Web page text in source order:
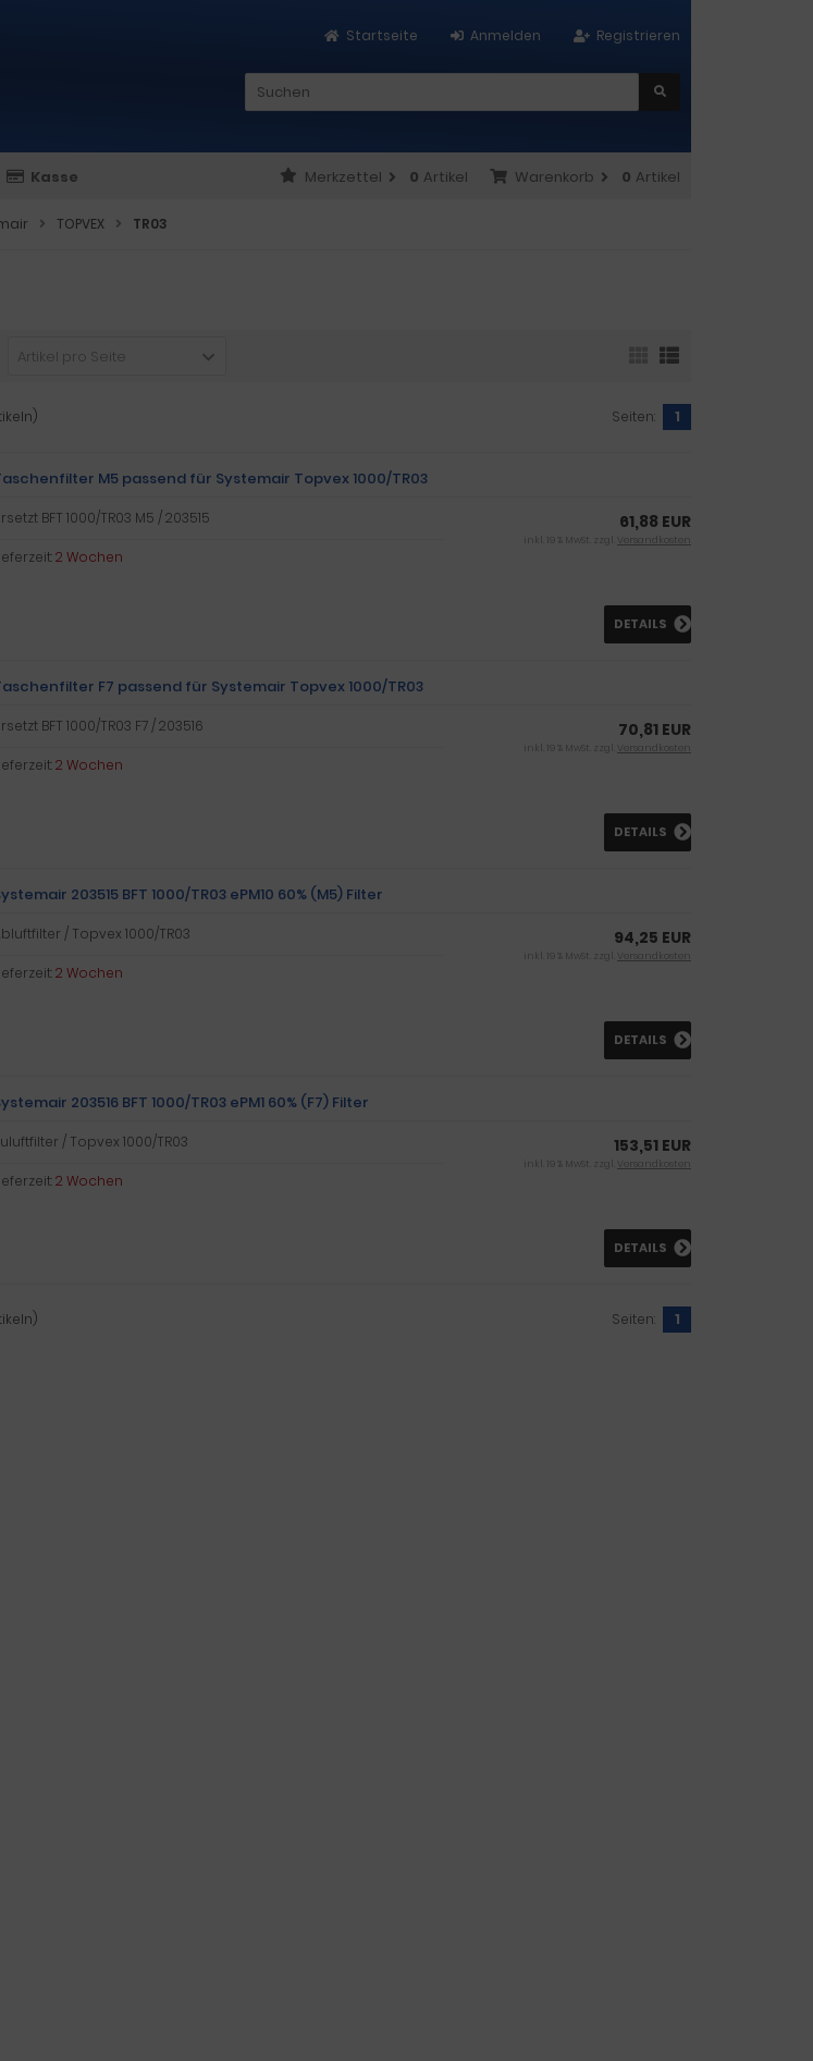
Registrieren
Anmelden
Startseite
Kasse Warenkorb 0 Artikel
Merkzettel 0 Artikel
TOPVEX TR03
Artikel pro Seite
Seiten: 1
M5 passend für Systemair Topvex 1000/TR03
BFT 1000/TR03 M5 / 203515
2 Wochen
61,88 EUR
inkl. 19 % MwSt. zzgl. Versandkosten
DETAILS
F7 passend für Systemair Topvex 1000/TR03
BFT 1000/TR03 F7 / 203516
2 Wochen
70,81 EUR
inkl. 19 % MwSt. zzgl. Versandkosten
DETAILS
203515 BFT 1000/TR03 ePM10 60% (M5) Filter
/ Topvex 1000/TR03
2 Wochen
94,25 EUR
inkl. 19 % MwSt. zzgl. Versandkosten
DETAILS
203516 BFT 1000/TR03 ePM1 60% (F7) Filter
/ Topvex 1000/TR03
2 Wochen
153,51 EUR
inkl. 19 % MwSt. zzgl. Versandkosten
DETAILS
Seiten: 1